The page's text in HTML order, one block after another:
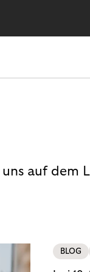
auf dem
BLOG